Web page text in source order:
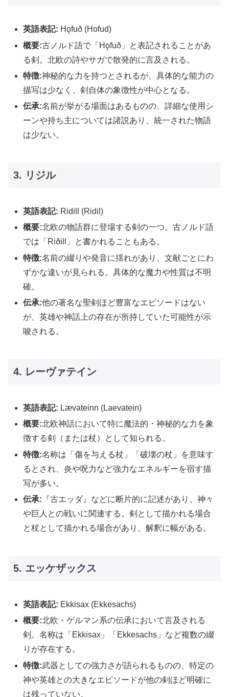
英語表記: Hǫfuð (Hofud)
概要:古ノルド語で「Hǫfuð」と表記されることがあ
る剣。北欧の詩やサガで散発的に言及される。
特徴:神秘的な力を持つとされるが、具体的な能力の
描写は少なく、剣自体の象徴性が中心となる。
伝承:名前が挙がる場面はあるものの、詳細な使用シ
ーンや持ち主については諸説あり、統一された物語
は少ない。
3. リジル
英語表記: Ridill (Ridil)
概要:北欧の物語群に登場する剣の一つ。古ノルド語
では「Riðill」と書かれることもある。
特徴:名前の綴りや発音に揺れがあり、文献ごとにわ
ずかな違いが見られる。具体的な魔力や性質は不明
確。
伝承:他の著名な聖剣ほど豊富なエピソードはない
が、英雄や神話上の存在が所持していた可能性が示
唆される。
4. レーヴァテイン
英語表記: Lævateinn (Laevatein)
概要:北欧神話において特に魔法的・神秘的な力を象
徴する剣（または杖）として知られる。
特徴:名称は「傷を与える杖」「破壊の杖」を意味す
るとされ、炎や呪力など強力なエネルギーを宿す描
写が多い。
伝承: 『古エッダ』などに断片的に記述があり、神々
や巨人との戦いに関連する。剣として描かれる場合
と杖として描かれる場合があり、解釈に幅がある。
5. エッケザックス
英語表記: Ekkisax (Ekkesachs)
概要:北欧・ゲルマン系の伝承において言及される
剣。名称は「Ekkisax」「Ekkesachs」など複数の綴
りが存在する。
特徴:武器としての強力さが語られるものの、特定の
神や英雄との大きなエピソードが他の剣ほど明確に
は残っていない。